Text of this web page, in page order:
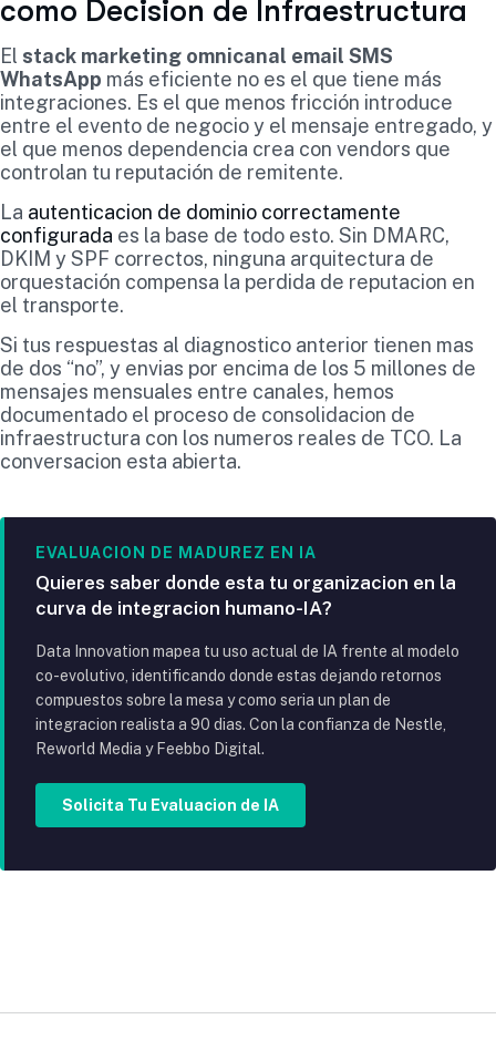
como Decision de Infraestructura
El stack marketing omnicanal email SMS
WhatsApp más eficiente no es el que tiene más
integraciones. Es el que menos fricción introduce
entre el evento de negocio y el mensaje entregado, y
el que menos dependencia crea con vendors que
controlan tu reputación de remitente.
La autenticacion de dominio correctamente
configurada es la base de todo esto. Sin DMARC,
DKIM y SPF correctos, ninguna arquitectura de
orquestación compensa la perdida de reputacion en
el transporte.
Si tus respuestas al diagnostico anterior tienen mas
de dos “no”, y envias por encima de los 5 millones de
mensajes mensuales entre canales, hemos
documentado el proceso de consolidacion de
infraestructura con los numeros reales de TCO. La
conversacion esta abierta.
EVALUACION DE MADUREZ EN IA
Quieres saber donde esta tu organizacion en la
curva de integracion humano-IA?
Data Innovation mapea tu uso actual de IA frente al modelo
co-evolutivo, identificando donde estas dejando retornos
compuestos sobre la mesa y como seria un plan de
integracion realista a 90 dias. Con la confianza de Nestle,
Reworld Media y Feebbo Digital.
Solicita Tu Evaluacion de IA